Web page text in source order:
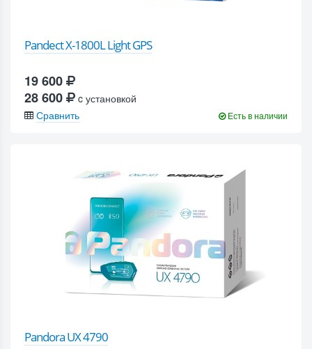
Pandect X-1800L Light GPS
19 600
28 600
c установкой
Сравнить
Есть в наличии
Pandora UX 4790